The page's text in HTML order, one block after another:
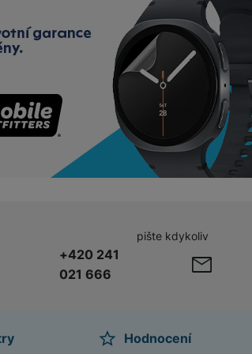
nebo naši partneři, abychom vám mohli
třetích stran.
+420 241
021 666
pište kdykoliv
Hodnocení